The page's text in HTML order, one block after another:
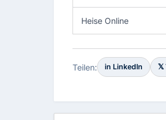
Heise Online
Teilen: in LinkedIn 𝕏